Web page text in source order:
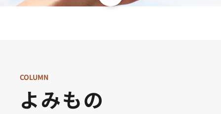
COLUMN
よみもの